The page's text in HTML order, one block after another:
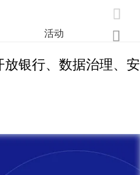

活动 
放银行、数据治理、安